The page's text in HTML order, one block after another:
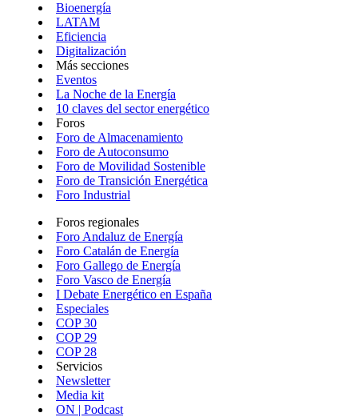
Bioenergía
LATAM
Eficiencia
Digitalización
Más secciones
Eventos
La Noche de la Energía
10 claves del sector energético
Foros
Foro de Almacenamiento
Foro de Autoconsumo
Foro de Movilidad Sostenible
Foro de Transición Energética
Foro Industrial
Foros regionales
Foro Andaluz de Energía
Foro Catalán de Energía
Foro Gallego de Energía
Foro Vasco de Energía
I Debate Energético en España
Especiales
COP 30
COP 29
COP 28
Servicios
Newsletter
Media kit
ON | Podcast